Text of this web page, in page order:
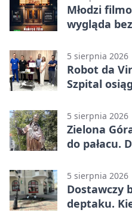
Młodzi
wygląda
5 sierpnia 2026
Robot da
Szpital
5 sierpnia 2026
Zielona
do pałacu.
5 sierpnia 2026
Dostawczy
deptaku.